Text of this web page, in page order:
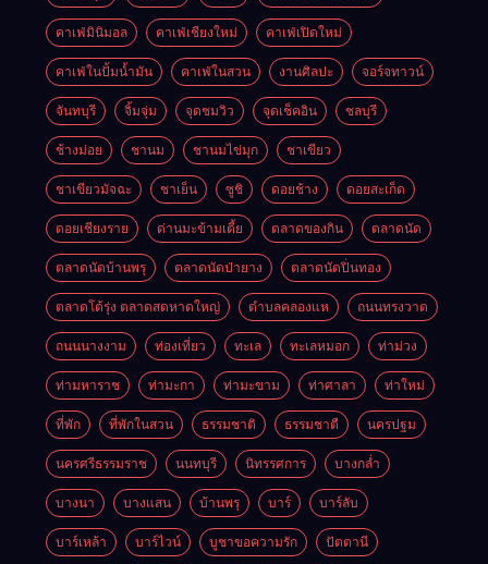
คาเฟ่มินิมอล คาเฟ่เชียงใหม่ คาเฟ่เปิดใหม่
คาเฟ่ในปั้มน้ำมัน คาเฟ่ในสวน งานศิลปะ จอร์จทาวน์
จันทบุรี จิ้มจุ่ม จุดชมวิว จุดเช็คอิน ชลบุรี
ช้างม่อย ชานม ชานมไข่มุก ชาเขียว
ชาเขียวมัจฉะ ชาเย็น ซูชิ ดอยช้าง ดอยสะเก็ด
ดอยเชียงราย ด่านมะข้ามเตี้ย ตลาดของกิน ตลาดนัด
ตลาดนัดบ้านพรุ ตลาดนัดป่ายาง ตลาดนัดปิ่นทอง
ตลาดโต้รุ่ง ตลาดสดหาดใหญ่ ตำบลคลองแห ถนนทรงวาด
ถนนนางงาม ท่องเที่ยว ทะเล ทะเลหมอก ท่าม่วง
ท่ามหาราช ท่ามะกา ท่ามะขาม ท่าศาลา ท่าใหม่
ที่พัก ที่พักในสวน ธรรมชาติ ธรรมชาตื นครปฐม
นครศรีธรรมราช นนทบุรี นิทรรศการ บางกล่ำ
บางนา บางแสน บ้านพรุ บาร์ บาร์ลับ
บาร์เหล้า บาร์ไวน์ บูชาขอความรัก ปัตตานี